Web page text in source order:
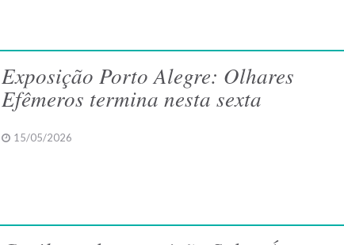
Exposição Porto Alegre: Olhares
Efêmeros termina nesta sexta
15/05/2026